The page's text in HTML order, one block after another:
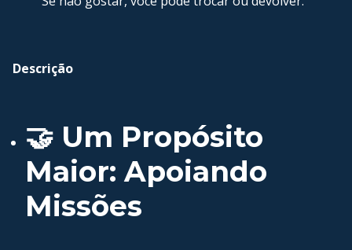
Descrição
🤝 Um Propósito
Maior: Apoiando
Missões